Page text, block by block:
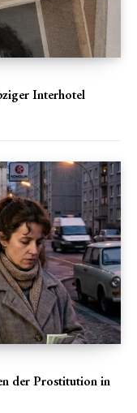
Interhotel
der Prostitution in